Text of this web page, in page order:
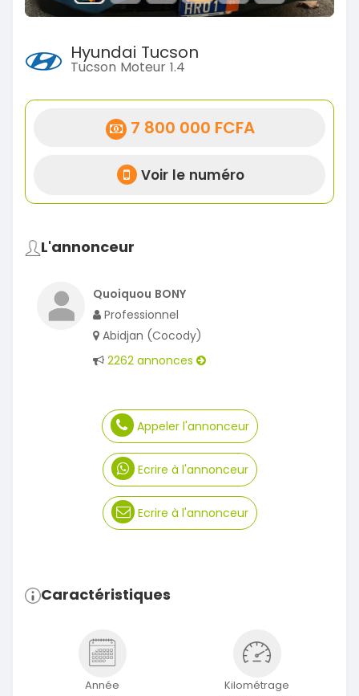
Hyundai Tucson
Tucson Moteur 1.4
7 800 000 FCFA
Voir le numéro
L'annonceur
Quoiquou BONY
Professionnel
Abidjan (Cocody)
2262 annonces
Appeler l'annonceur
Ecrire à l'annonceur
Ecrire à l'annonceur
Caractéristiques
Année Kilométrage